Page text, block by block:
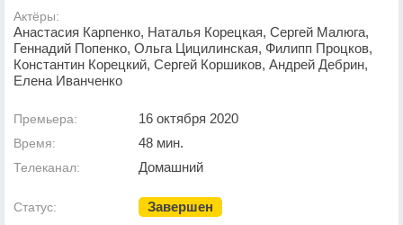
Актёры:
Анастасия Карпенко, Наталья Корецкая, Сергей Малюга,
Геннадий Попенко, Ольга Цицилинская, Филипп Процков,
Константин Корецкий, Сергей Коршиков, Андрей Дебрин,
Елена Иванченко
Премьера: 16 октября 2020
Время: 48 мин.
Телеканал: Домашний
Статус: Завершен